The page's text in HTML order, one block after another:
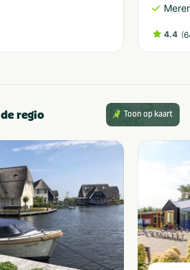
4.4 (
regio Toon op kaart